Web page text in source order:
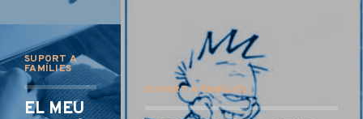
SUPORT A FAMÍLIES
SUPORT A
FAMÍLIES
EL MEU